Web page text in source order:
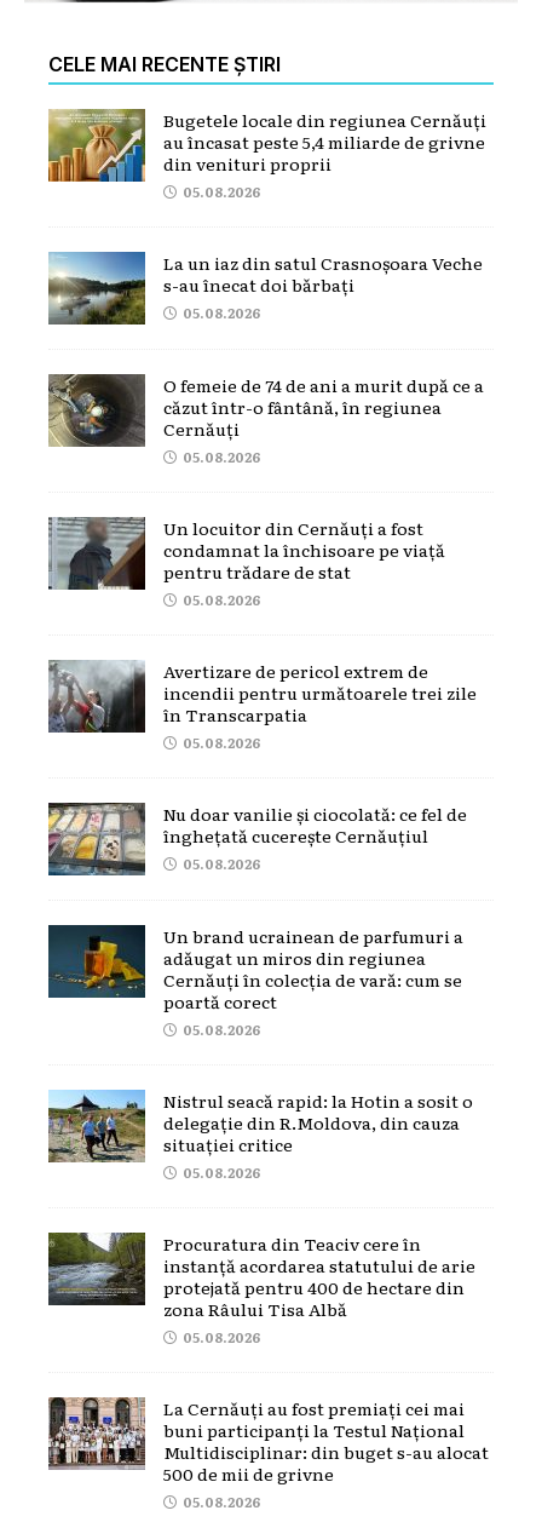
CELE MAI RECENTE ȘTIRI
Bugetele locale din regiunea Cernăuți
au încasat peste 5,4 miliarde de grivne
din venituri proprii
05.08.2026
La un iaz din satul Crasnoșoara Veche
s-au înecat doi bărbați
05.08.2026
O femeie de 74 de ani a murit după ce a
căzut într-o fântână, în regiunea
Cernăuți
05.08.2026
Un locuitor din Cernăuți a fost
condamnat la închisoare pe viață
pentru trădare de stat
05.08.2026
Avertizare de pericol extrem de
incendii pentru următoarele trei zile
în Transcarpatia
05.08.2026
Nu doar vanilie și ciocolată: ce fel de
înghețată cucerește Cernăuțiul
05.08.2026
Un brand ucrainean de parfumuri a
adăugat un miros din regiunea
Cernăuți în colecția de vară: cum se
poartă corect
05.08.2026
Nistrul seacă rapid: la Hotin a sosit o
delegație din R.Moldova, din cauza
situației critice
05.08.2026
Procuratura din Teaciv cere în
instanță acordarea statutului de arie
protejată pentru 400 de hectare din
zona Râului Tisa Albă
05.08.2026
La Cernăuți au fost premiați cei mai
buni participanți la Testul Național
Multidisciplinar: din buget s-au alocat
500 de mii de grivne
05.08.2026